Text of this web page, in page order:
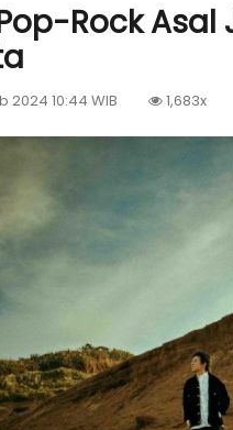
Rock Asal
2024 10:44 WIB 1,683x